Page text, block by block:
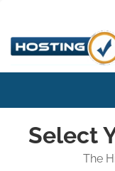
Select
The